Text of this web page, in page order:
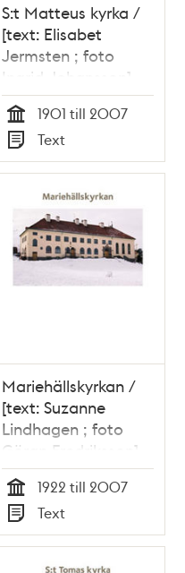
S:t Matteus kyrka /
[text: Elisabet
Jermsten ; foto
Ingrid Johansson]
Tid
1901 till 2007
Typ
Text
Mariehällskyrkan /
[text: Suzanne
Lindhagen ; foto
Göran Fredriksson]
Tid
1922 till 2007
Typ
Text